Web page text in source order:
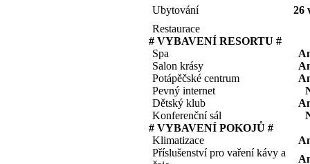
Ubytování
26
Restaurace
# VYBAVENÍ RESORTU #
Spa
Salon krásy
Potápěčské centrum
Pevný internet
Dětský klub
Konferenční sál
# VYBAVENÍ POKOJŮ #
Klimatizace
Příslušenství pro vaření kávy a